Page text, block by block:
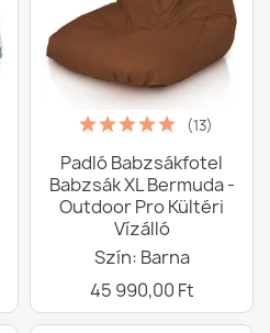
(13)
Padló Babzsákfotel
Babzsák XL Bermuda -
Outdoor Pro Kültéri
Vízálló
Szín: Barna
45 990,00 Ft